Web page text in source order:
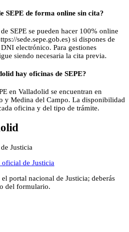
SEPE de forma online sin cita?
SEPE se pueden hacer 100% online
sede.sepe.gob.es) si dispones de
electrónico. Para gestiones
siendo necesaria la cita previa.
hay oficinas de SEPE?
en Valladolid se encuentran en
y Medina del Campo. La disponibilidad
oficina y del tipo de trámite.
Justicia
oficial de Justicia
portal nacional de Justicia; deberás
del formulario.